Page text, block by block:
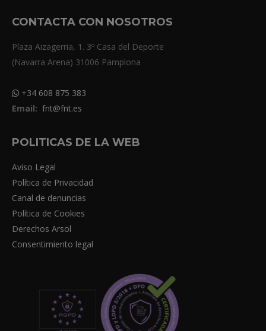
CONTACTA CON NOSOTROS
Plaza Aizagerria, 1. 3º Casa del Deporte
(Navarra Arena) 31006 Pamplona
+34 608 875 383
Email: fnt@fnt.es
POLITICAS DE LA WEB
Aviso Legal
Política de Privacidad
Canal de denuncias
Política de Cookies
Derechos Arsol
Consentimiento legal